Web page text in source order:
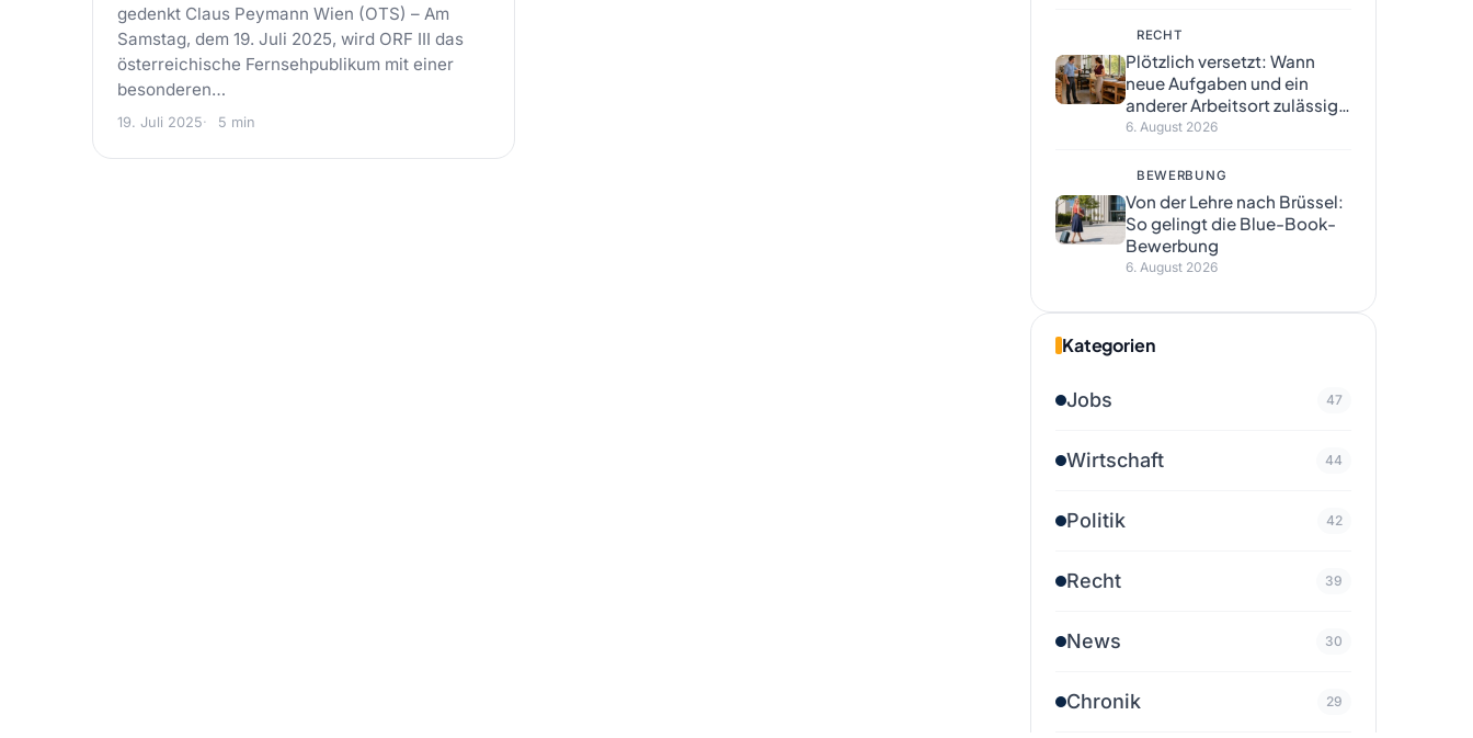
gedenkt Claus Peymann Wien (OTS) – Am
Samstag, dem 19. Juli 2025, wird ORF III das
österreichische Fernsehpublikum mit einer
besonderen…
19. Juli 2025 5 min
RECHT
Plötzlich versetzt: Wann
neue Aufgaben und ein
anderer Arbeitsort zulässig
sind
6. August 2026
BEWERBUNG
Von der Lehre nach Brüssel:
So gelingt die Blue-Book-
Bewerbung
6. August 2026
Kategorien
Jobs 47
Wirtschaft 44
Politik 42
Recht 39
News 30
Chronik 29